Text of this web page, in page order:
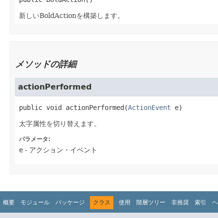
新しいBoldActionを構築します。
メソッドの詳細
actionPerformed
public void actionPerformed ​(ActionEvent e)
太字属性を切り替えます。
パラメータ:
e - アクション・イベント
概要 モジュール パッケージ クラス 使用 階層ツリー 非推奨 索引